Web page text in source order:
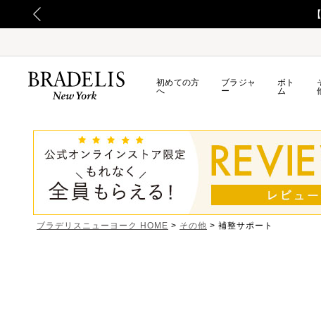
お荷物のお届け遅延について
初めての方
へ
ブラジャ
ー
ボト
ム
ブラデリスニューヨーク HOME その他 補整サポート